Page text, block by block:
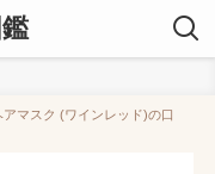
マスク (ワインレッド)の口